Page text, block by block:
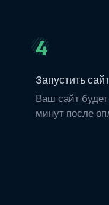
4
Запустить сайт
Ваш сайт
минут после